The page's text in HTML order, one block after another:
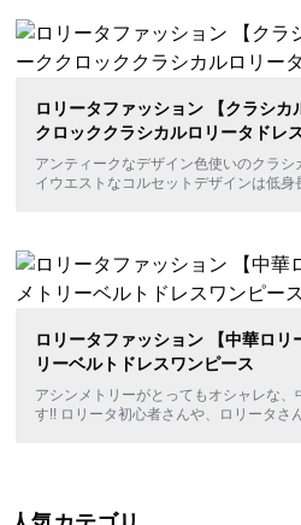
ロリータファッション 【クラシカ
クロッククラシカルロリータドレ
アンティークなデザイン色使いのクラ
イウエストなコルセットデザインは低身
ロリータファッション 【中華ロリ
リーベルトドレスワンピース
アシンメトリーがとってもオシャレな
す!! ロリータ初心者さんや、ロリータさ